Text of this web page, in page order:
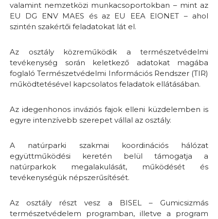
valamint nemzetközi munkacsoportokban – mint az
EU DG ENV MAES és az EU EEA EIONET – ahol
szintén szakértői feladatokat lát el.
Az osztály közreműködik a természetvédelmi
tevékenység során keletkező adatokat magába
foglaló Természetvédelmi Információs Rendszer (TIR)
működtetésével kapcsolatos feladatok ellátásában.
Az idegenhonos inváziós fajok elleni küzdelemben is
egyre intenzívebb szerepet vállal az osztály.
A natúrparki szakmai koordinációs hálózat
együttműködési keretén belül támogatja a
natúrparkok megalakulását, működését és
tevékenységük népszerűsítését.
Az osztály részt vesz a BISEL – Gumicsizmás
természetvédelem programban, illetve a program